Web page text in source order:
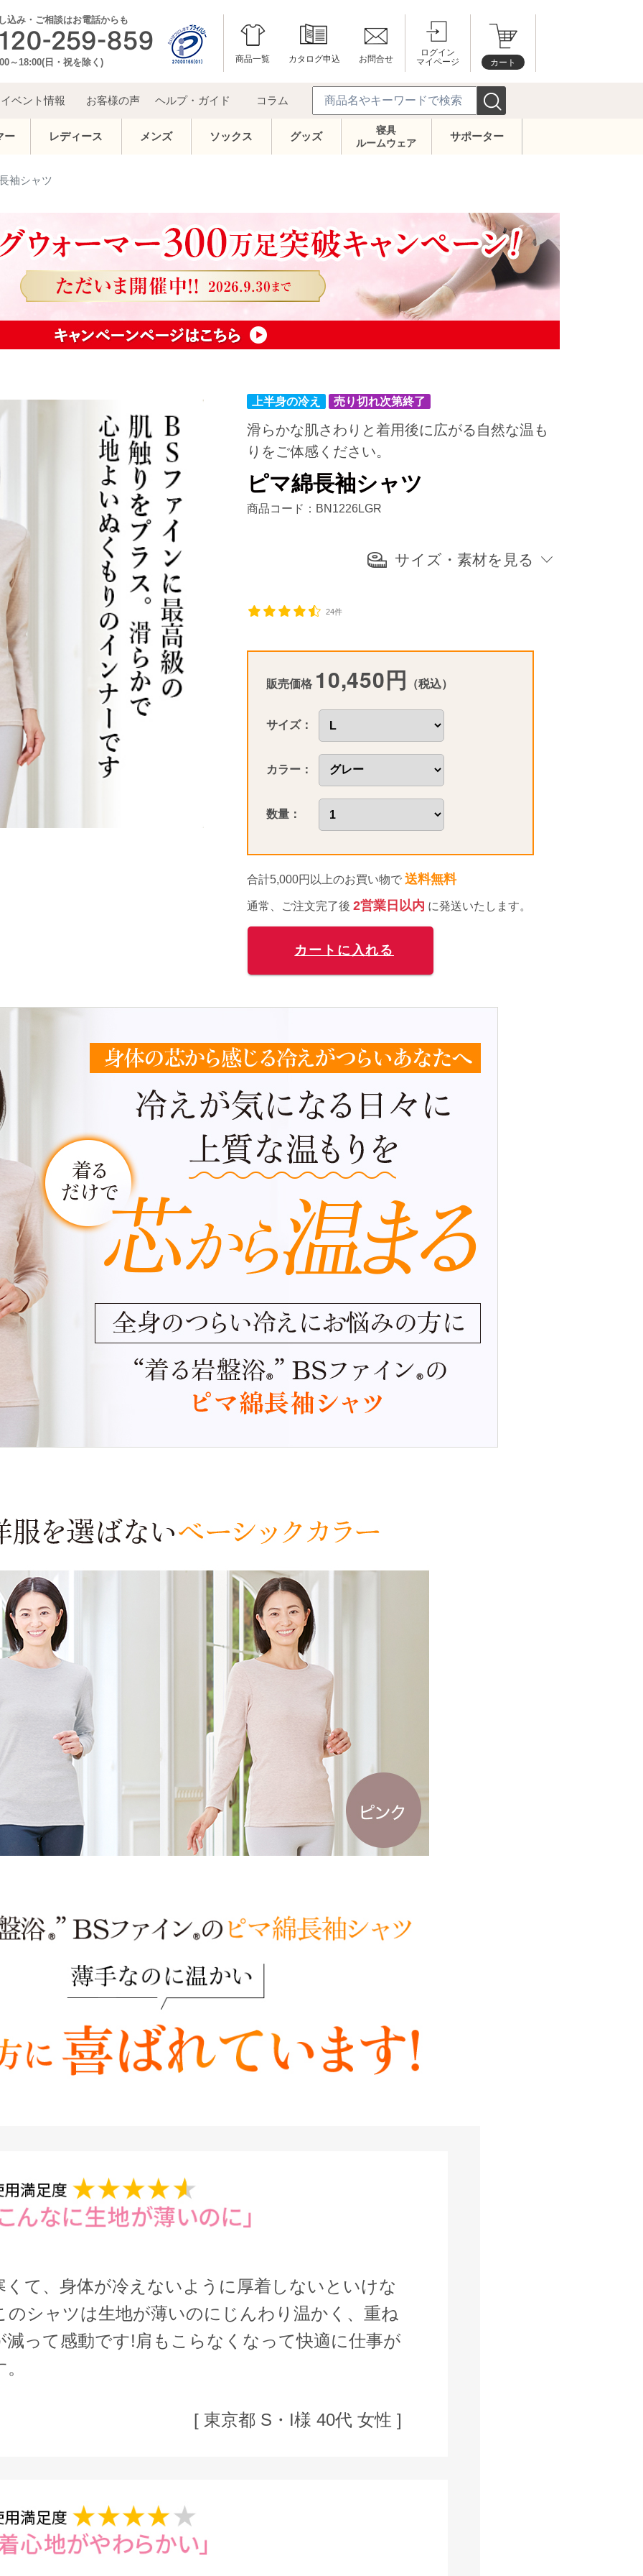
商品一覧 カタログ申込 お問合せ
ログイン
マイページ
カート
込み・ご相談はお電話からも
～18:00(日・祝を除く)
イベント情報 お客様の声 ヘルプ・ガイド コラム
ー レディース メンズ ソックス グッズ
寝具
ルームウェア
サポーター
袖シャツ
上半身の冷え 売り切れ次第終了
滑らかな肌さわりと着用後に広がる自然な温も
りをご体感ください。
ピマ綿長袖シャツ
商品コード：BN1226LGR
サイズ・素材を見る
24件
販売価格 10,450円 （税込）
サイズ：
カラー：
数量：
合計5,000円以上のお買い物で送料無料
通常、ご注文完了後2営業日以内 に発送いたします。
カートに入れる
くて、身体が冷えないように厚着しないといけな
のシャツは生地が薄いのにじんわり温かく、重ね
減って感動です!肩もこらなくなって快適に仕事が
[ 東京都 S・I様 40代 女性 ]